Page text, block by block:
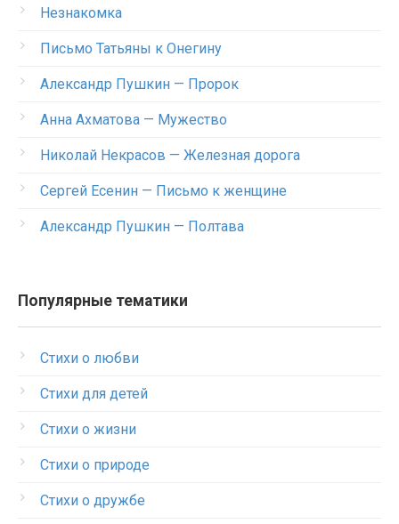
Незнакомка
Письмо Татьяны к Онегину
Александр Пушкин — Пророк
Анна Ахматова — Мужество
Николай Некрасов — Железная дорога
Сергей Есенин — Письмо к женщине
Александр Пушкин — Полтава
Популярные тематики
Стихи о любви
Стихи для детей
Стихи о жизни
Стихи о природе
Стихи о дружбе